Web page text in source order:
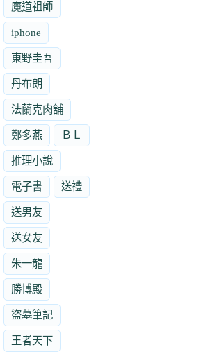
魔道祖師
iphone
東野圭吾
丹布朗
法蘭克肉舖
鄭多燕 ＢＬ
推理小說
電子書 送禮
送男友
送女友
朱一龍
勝博殿
盜墓筆記
王者天下